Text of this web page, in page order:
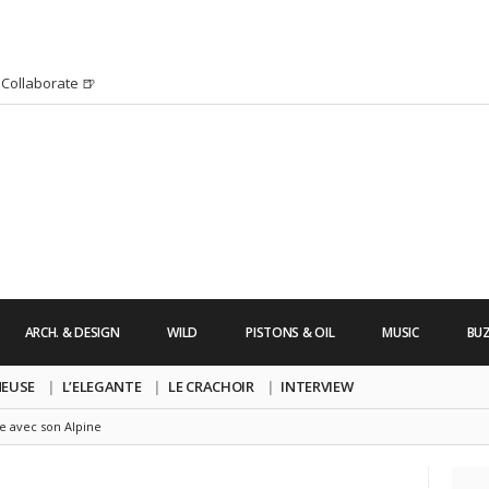
Collaborate 🍺
HURRICANE IRMA 2K17 par Alexandre
un clip très esthétique pour leur
!
ARCH. & DESIGN WILD PISTONS & OIL MUSIC
L’ELEGANTE LE CRACHOIR INTERVIEW
avec son Alpine